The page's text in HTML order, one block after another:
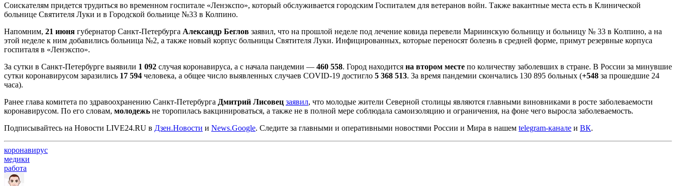
Соискателям придется трудиться во временном госпитале «Ленэкспо», который обслуживается городским Госпиталем для ветеранов войн. Также вакантные места есть в Клинической
больнице Святителя Луки и в Городской больнице №33 в Колпино.
Напомним, 21 июня губернатор Санкт-Петербурга Александр Беглов заявил, что на прошлой неделе под лечение ковида перевели Мариинскую больницу и больницу № 33 в Колпино, а на
этой неделе к ним добавились больница №2, а также новый корпус больницы Святителя Луки. Инфицированных, которые переносят болезнь в средней форме, примут резервные корпуса
госпиталя в «Ленэкспо».
За сутки в Санкт-Петербурге выявили 1 092 случая коронавируса, а с начала пандемии — 460 558. Город находится на втором месте по количеству заболевших в стране. В России за минувшие
сутки коронавирусом заразились 17 594 человека, а общее число выявленных случаев COVID-19 достигло 5 368 513. За время пандемии скончались 130 895 больных (+548 за прошедшие 24
часа).
Ранее глава комитета по здравоохранению Санкт-Петербурга Дмитрий Лисовец заявил, что молодые жители Северной столицы являются главными виновниками в росте заболеваемости
коронавирусом. По его словам, молодежь не торопилась вакцинироваться, а также не в полной мере соблюдала самоизоляцию и ограничения, на фоне чего выросла заболеваемость.
Подписывайтесь на Новости LIVE24.RU в Дзен.Новости и News.Google. Следите за главными и оперативными новостями России и Мира в нашем telegram-канале и ВК.
коронавирус
медики
работа